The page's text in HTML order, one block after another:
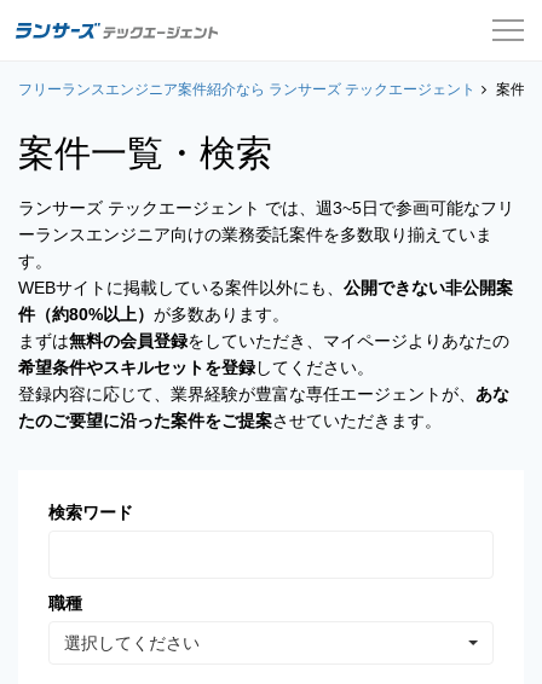
案件一覧
お役立ちコンテンツ
よくある質問
ログイン
会員登録
フリーランスエンジニア案件紹介なら ランサーズ テックエージェント 案件
案件一覧・検索
ランサーズ テックエージェント では、週3~5日で参画可能なフリ
ーランスエンジニア向けの業務委託案件を多数取り揃えていま
す。
WEBサイトに掲載している案件以外にも、 公開できない非公開案
件（約80%以上） が多数あります。
まずは無料の会員登録をしていただき、マイページよりあなたの
希望条件やスキルセットを登録してください。
登録内容に応じて、業界経験が豊富な専任エージェントが、 あな
たのご要望に沿った案件をご提案させていただきます。
検索ワード
職種
選択してください